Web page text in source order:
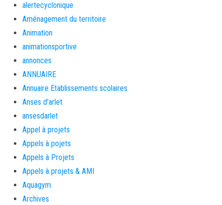
alertecyclonique
Aménagement du territoire
Animation
animationsportive
annonces
ANNUAIRE
Annuaire Etablissements scolaires
Anses d'arlet
ansesdarlet
Appel à projets
Appels à pojets
Appels à Projets
Appels à projets & AMI
Aquagym
Archives